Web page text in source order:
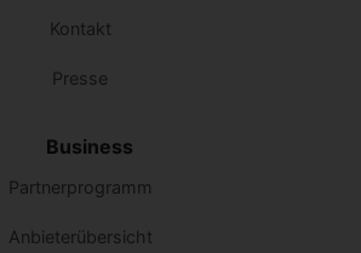
Kontakt
Presse
Business
Partnerprogramm
Anbieterübersicht